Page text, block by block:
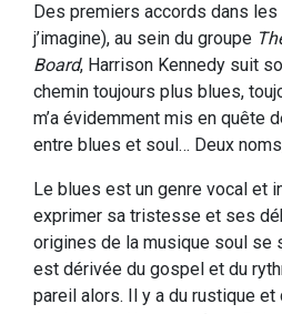
Des premiers accords dans les
j’imagine), au sein du groupe
Board, Harrison Kennedy suit
chemin toujours plus blues,
m’a évidemment mis en quête
entre blues et soul… Deux
Le blues est un genre vocal et
exprimer sa tristesse et ses
origines de la musique soul se
est dérivée du gospel et du
pareil alors. Il y a du rustique et